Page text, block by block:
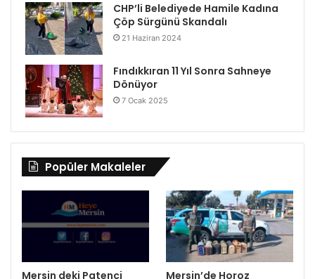
CHP’li Belediyede Hamile Kadına
Çöp Sürgünü Skandalı
21 Haziran 2024
Fındıkkıran 11 Yıl Sonra Sahneye
Dönüyor
7 Ocak 2025
Popüler Makaleler
Mersin deki Patenci
Mersin’de Horoz